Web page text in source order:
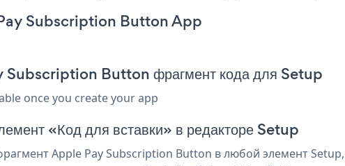
Subscription Button App
Subscription Button фрагмент кода для Setup
once you create your app
«Код для вставки» в редакторе Setup
Apple Pay Subscription Button в любой элемент